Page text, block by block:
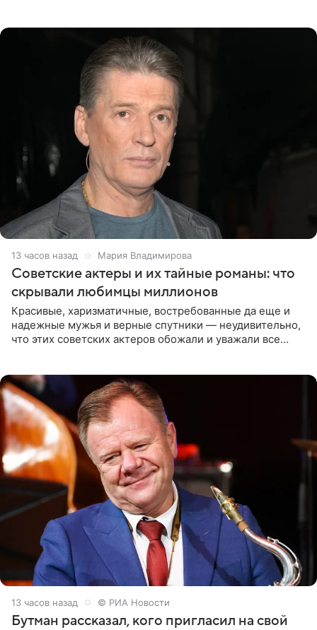
13 часов назад Мария Владимирова
Советские актеры и их тайные романы: что
скрывали любимцы миллионов
Красивые, харизматичные, востребованные да еще и
надежные мужья и верные спутники — неудивительно,
что этих советских актеров обожали и уважали все
13 часов назад © РИА Новости
Бутман рассказал, кого пригласил на свой